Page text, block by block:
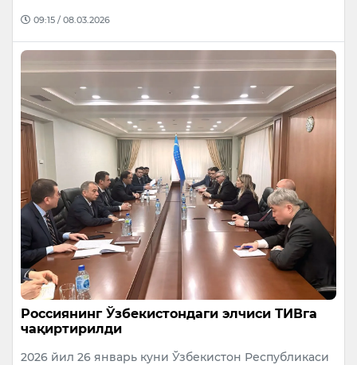
09:15 / 08.03.2026
Россиянинг Ўзбекистондаги элчиси ТИВга
чақиртирилди
2026 йил 26 январь куни Ўзбекистон Республикаси